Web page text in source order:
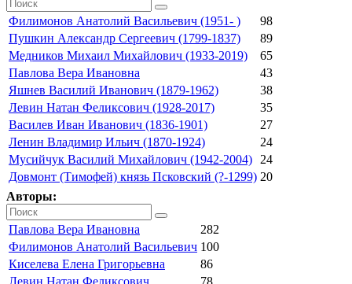
Филимонов Анатолий Васильевич (1951- )
98
Пушкин Александр Сергеевич (1799-1837)
89
Медников Михаил Михайлович (1933-2019)
65
Павлова Вера Ивановна
43
Яшнев Василий Иванович (1879-1962)
38
Левин Натан Феликсович (1928-2017)
35
Василев Иван Иванович (1836-1901)
27
Ленин Владимир Ильич (1870-1924)
24
Мусийчук Василий Михайлович (1942-2004)
24
Довмонт (Тимофей) князь Псковский (?-1299) 20
Авторы:
Павлова Вера Ивановна
282
Филимонов Анатолий Васильевич 100
Киселева Елена Григорьевна
86
Левин Натан Феликсович
78